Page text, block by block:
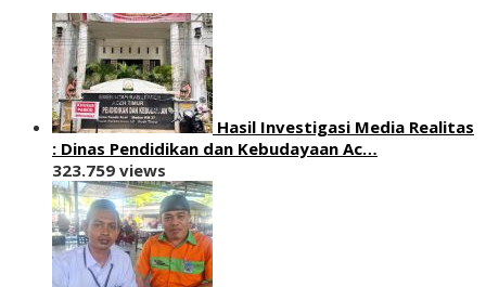
Hasil Investigasi Media Realitas
: ‎Dinas Pendidikan dan Kebudayaan Ac…
323.759 views